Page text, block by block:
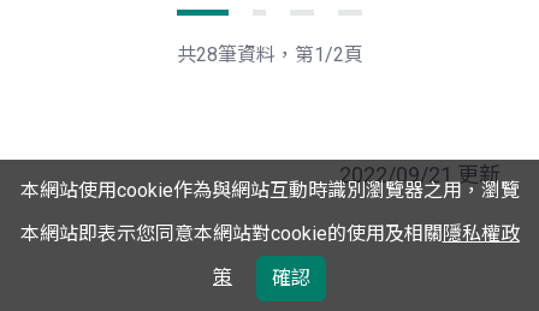
一
頁
後
一
共28筆資料，第1/2頁
2022/09/21 更新
本網站使用cookie作為與網站互動時識別瀏覽器之用，瀏覽
本網站即表示您同意本網站對cookie的使用及相關隱私權政
策
確認